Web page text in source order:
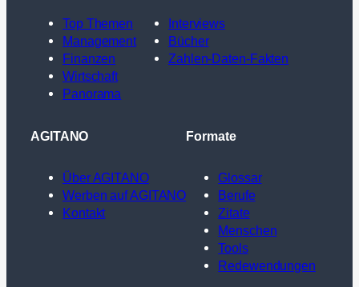
Top Themen
Management
Finanzen
Wirtschaft
Panorama
Interviews
Bücher
Zahlen-Daten-Fakten
AGITANO
Über AGITANO
Werben auf AGITANO
Kontakt
Formate
Glossar
Berufe
Zitate
Menschen
Tools
Redewendungen